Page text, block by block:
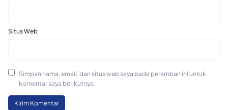
Situs Web
Simpan nama, email, dan situs web saya pada peramban ini untuk
komentar saya berikutnya.